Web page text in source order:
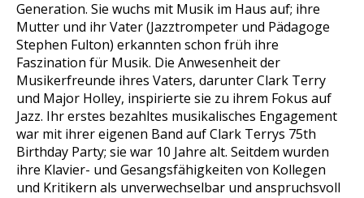
Generation. Sie wuchs mit Musik im Haus auf; ihre
Mutter und ihr Vater (Jazztrompeter und Pädagoge
Stephen Fulton) erkannten schon früh ihre
Faszination für Musik. Die Anwesenheit der
Musikerfreunde ihres Vaters, darunter Clark Terry
und Major Holley, inspirierte sie zu ihrem Fokus auf
Jazz. Ihr erstes bezahltes musikalisches Engagement
war mit ihrer eigenen Band auf Clark Terrys 75th
Birthday Party; sie war 10 Jahre alt. Seitdem wurden
ihre Klavier- und Gesangsfähigkeiten von Kollegen
und Kritikern als unverwechselbar und anspruchsvoll